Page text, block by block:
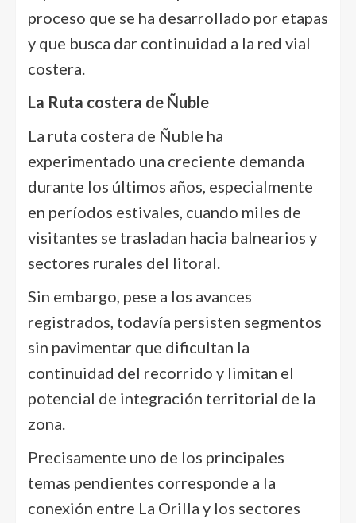
proceso que se ha desarrollado por etapas
y que busca dar continuidad a la red vial
costera.
La Ruta costera de Ñuble
La ruta costera de Ñuble ha
experimentado una creciente demanda
durante los últimos años, especialmente
en períodos estivales, cuando miles de
visitantes se trasladan hacia balnearios y
sectores rurales del litoral.
Sin embargo, pese a los avances
registrados, todavía persisten segmentos
sin pavimentar que dificultan la
continuidad del recorrido y limitan el
potencial de integración territorial de la
zona.
Precisamente uno de los principales
temas pendientes corresponde a la
conexión entre La Orilla y los sectores